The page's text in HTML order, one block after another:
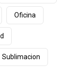
Oficina
Sublimacion